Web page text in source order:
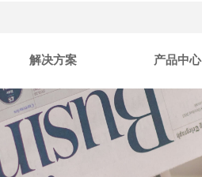
解决方案 产品中心